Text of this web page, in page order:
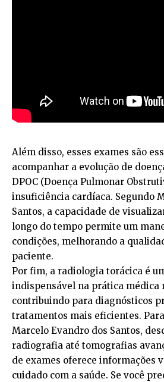
Além disso, esses exames são
acompanhar a evolução de
DPOC (Doença Pulmonar
insuficiência cardíaca. Segundo
Santos, a capacidade de
longo do tempo permite um
condições, melhorando a
paciente.
Por fim, a radiologia torácica é
indispensável na prática médica
contribuindo para diagnósticos
tratamentos mais eficientes.
Marcelo Evandro dos Santos,
radiografia até tomografias
de exames oferece informações
cuidado com a saúde. Se você